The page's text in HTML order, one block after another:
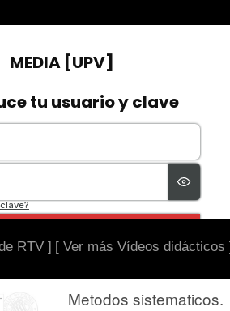
RTV ] [ Ver más Vídeos didácticos
Metodos sistematicos.